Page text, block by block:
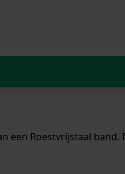
een Roestvrijstaal band.